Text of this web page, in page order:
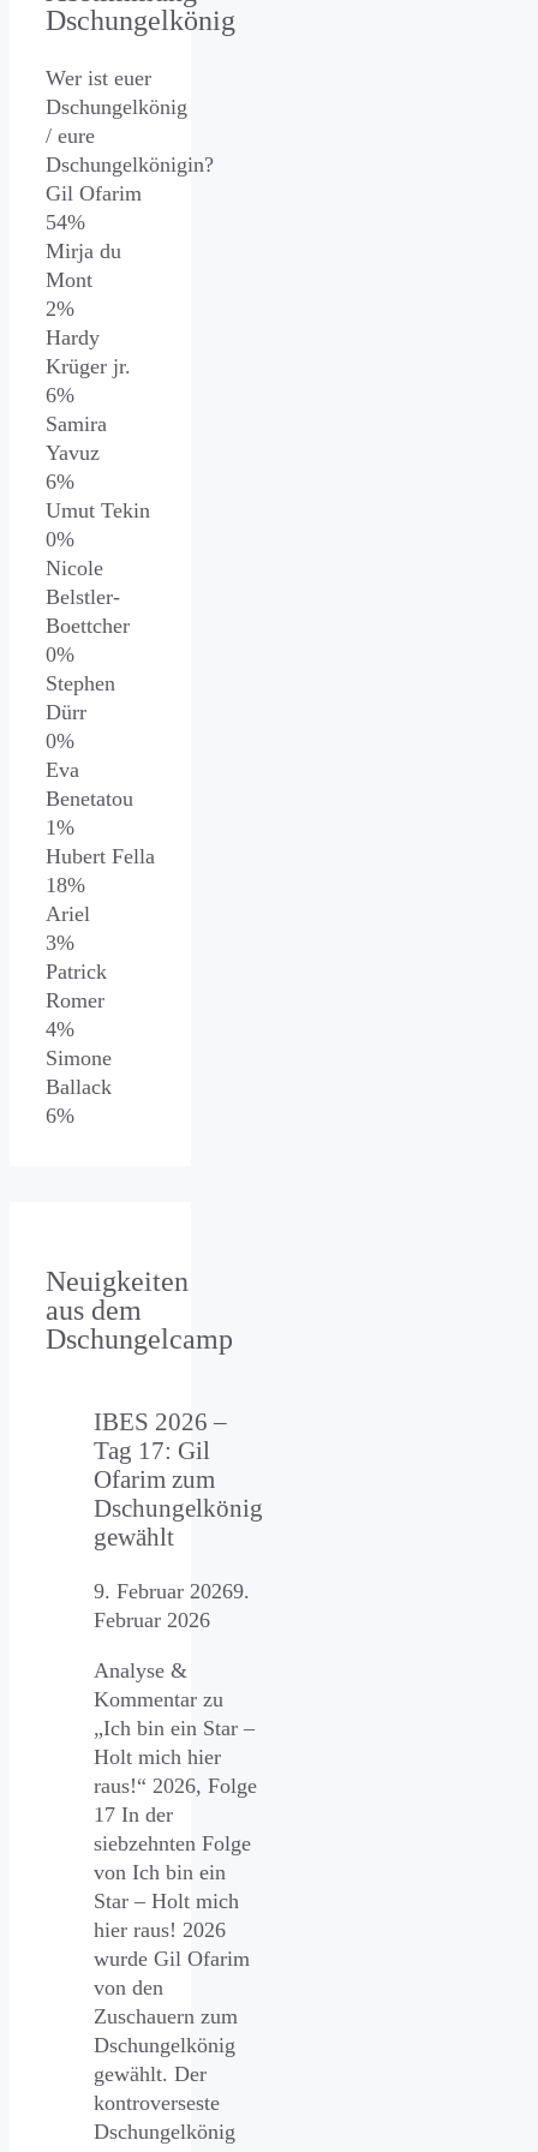
Dschungelkönig
Wer ist euer
Dschungelkönig
/ eure
Dschungelkönigin?
Gil Ofarim
54%
Mirja du
Mont
2%
Hardy
Krüger jr.
6%
Samira
Yavuz
6%
Umut Tekin
0%
Nicole
Belstler-
Boettcher
0%
Stephen
Dürr
0%
Eva
Benetatou
1%
Hubert Fella
18%
Ariel
3%
Patrick
Romer
4%
Simone
Ballack
6%
Neuigkeiten
aus dem
Dschungelcamp
IBES 2026 –
Tag 17: Gil
Ofarim zum
Dschungelkönig
gewählt
9. Februar 20269.
Februar 2026
Analyse &
Kommentar zu
„Ich bin ein Star –
Holt mich hier
raus!“ 2026, Folge
17 In der
siebzehnten Folge
von Ich bin ein
Star – Holt mich
hier raus! 2026
wurde Gil Ofarim
von den
Zuschauern zum
Dschungelkönig
gewählt. Der
kontroverseste
Dschungelkönig